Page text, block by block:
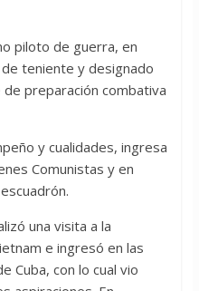
piloto de guerra, en
teniente y designado
preparación combativa
y cualidades, ingresa
Comunistas y en
una visita a la
e ingresó en las
Cuba, con lo cual vio